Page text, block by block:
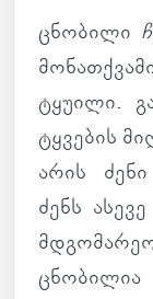
ცნო­ბილი
ტყუ­ილი.
ტყვე­ბის
არის
ძენს